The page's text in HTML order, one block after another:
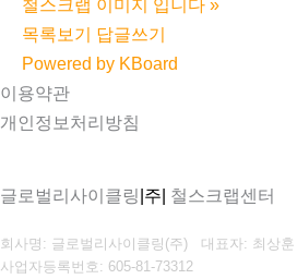
철스크랩 이미지 입니다 »
목록보기 답글쓰기
Powered by KBoard
이용약관
개인정보처리방침
글로벌리사이클링|주| 철스크랩센터
회사명: 글로벌리사이클링(주) 대표자: 최상훈
사업자등록번호: 605-81-73312